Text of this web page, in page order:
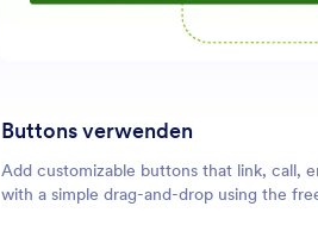
Buttons verwenden
Add customizable buttons that link, call,
with a simple drag-and-drop using the